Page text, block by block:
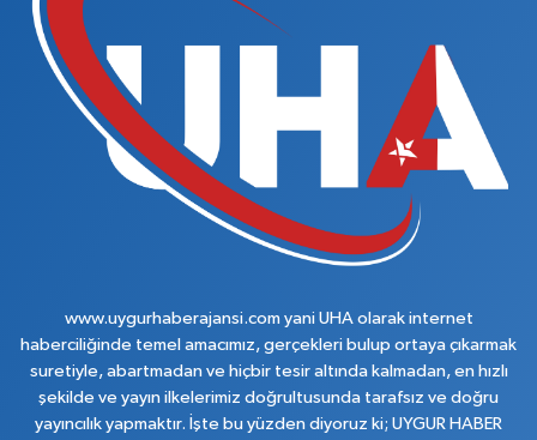
www.uygurhaberajansi.com yani UHA olarak internet
haberciliğinde temel amacımız, gerçekleri bulup ortaya çıkarmak
suretiyle, abartmadan ve hiçbir tesir altında kalmadan, en hızlı
şekilde ve yayın ilkelerimiz doğrultusunda tarafsız ve doğru
yayıncılık yapmaktır. İşte bu yüzden diyoruz ki; UYGUR HABER